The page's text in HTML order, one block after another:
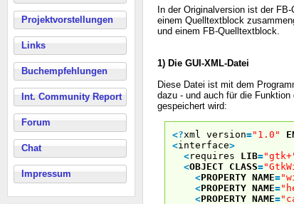
Projektvorstellungen
Links
Buchempfehlungen
Int. Community Report
Forum
Chat
Impressum
In der Originalversion ist der
einem Quelltextblock
und einem FB-Quelltextblock.
1) Die GUI-XML-Datei
Diese Datei ist mit dem
dazu - und auch für die
gespeichert wird:
<?xml version="1.0"
<interface>
<requires LIB=
<OBJECT CLASS=
<PROPERTY NAME=
<PROPERTY NAME=
<PROPERTY NAME=